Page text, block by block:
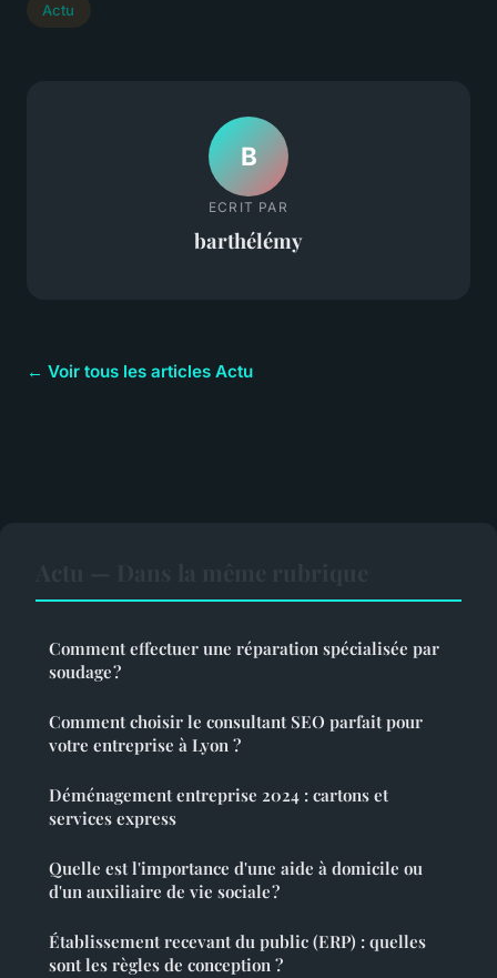
Actu
B
ECRIT PAR
barthélémy
← Voir tous les articles Actu
Comment effectuer une réparation spécialisée par
soudage ?
Comment choisir le consultant SEO parfait pour
votre entreprise à Lyon ?
Déménagement entreprise 2024 : cartons et
services express
Quelle est l'importance d'une aide à domicile ou
d'un auxiliaire de vie sociale ?
Établissement recevant du public (ERP) : quelles
sont les règles de conception ?